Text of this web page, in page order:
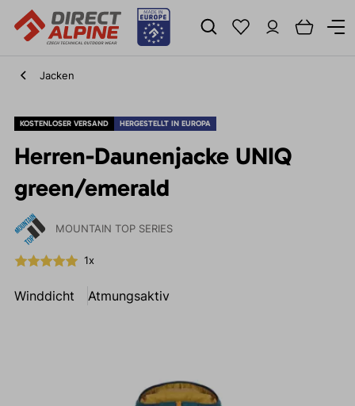
Jacken
KOSTENLOSER VERSAND HERGESTELLT IN EUROPA
Herren-Daunenjacke UNIQ
green/emerald
MOUNTAIN TOP SERIES
1x
Winddicht Atmungsaktiv